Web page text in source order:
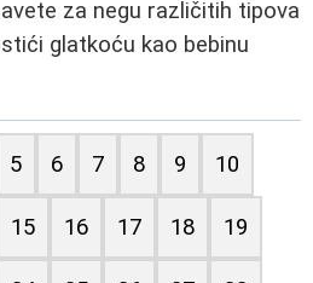
za negu različitih tipova
glatkoću kao bebinu
5 6 7 8 9 10
15 16 17 18 19